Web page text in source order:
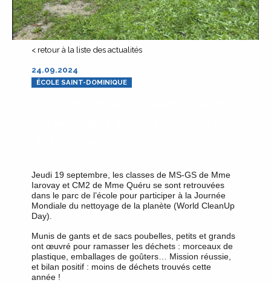
< retour à la liste des actualités
24.09.2024
ÉCOLE SAINT-DOMINIQUE
Jeudi 19 septembre, les classes de MS-GS de Mme
Iarovay et CM2 de Mme Quéru se sont retrouvées
dans le parc de l’école pour participer à la Journée
Mondiale du nettoyage de la planète (World CleanUp
Day).
Munis de gants et de sacs poubelles, petits et grands
ont œuvré pour ramasser les déchets : morceaux de
plastique, emballages de goûters… Mission réussie,
et bilan positif : moins de déchets trouvés cette
année !